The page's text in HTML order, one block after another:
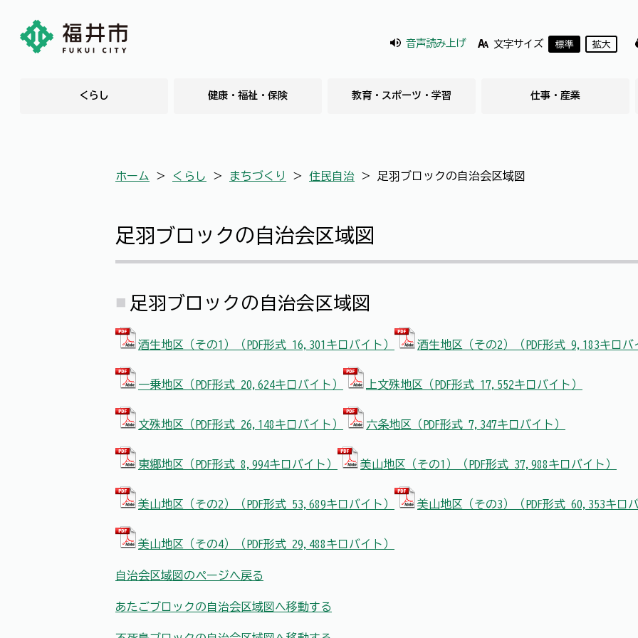
音声読み上げ 文字サイズ 標準 拡大
くらし 健康・福祉・保険 教育・スポーツ・学習 仕事・産業
ホーム ＞ くらし ＞ まちづくり ＞ 住民自治 ＞ 足羽ブロックの自治会区域図
足羽ブロックの自治会区域図
足羽ブロックの自治会区域図
酒生地区（その1）（PDF形式 16,301キロバイト） 酒生地区（その2）（PDF形式 9,183キロバ
一乗地区（PDF形式 20,624キロバイト） 上文殊地区（PDF形式 17,552キロバイト）
文殊地区（PDF形式 26,148キロバイト） 六条地区（PDF形式 7,347キロバイト）
東郷地区（PDF形式 8,994キロバイト） 美山地区（その1）（PDF形式 37,988キロバイト）
美山地区（その2）（PDF形式 53,689キロバイト） 美山地区（その3）（PDF形式 60,353キロバ
美山地区（その4）（PDF形式 29,488キロバイト）
自治会区域図のページへ戻る
あたごブロックの自治会区域図へ移動する